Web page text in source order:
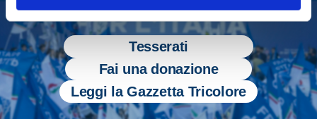
Tesserati
Fai una donazione
Leggi la Gazzetta Tricolore